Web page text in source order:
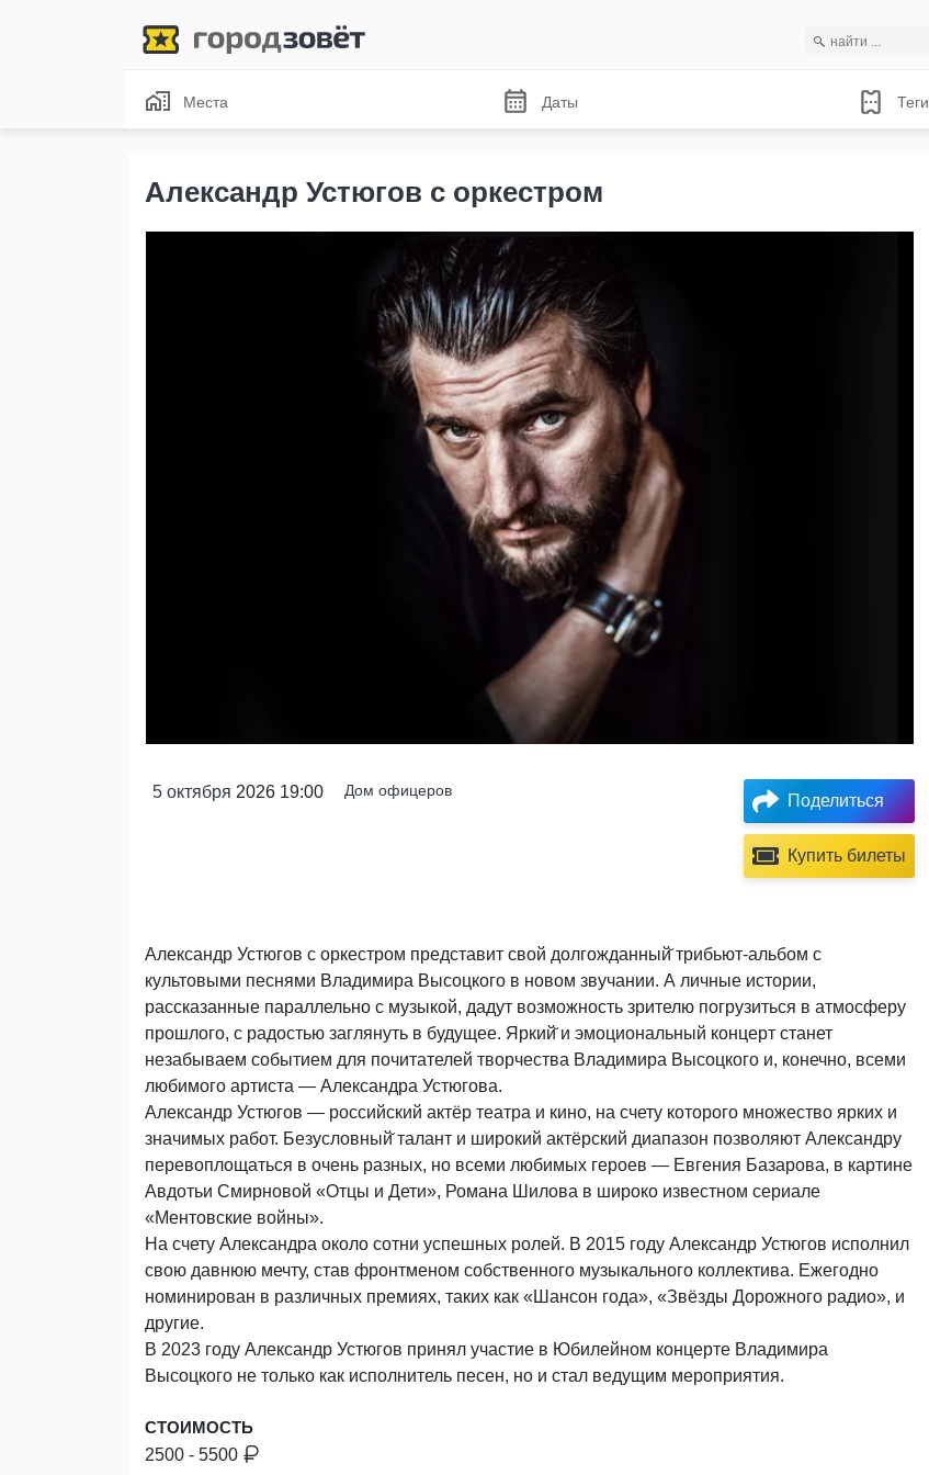
Места Даты Теги
Александр Устюгов с оркестром
5 октября 2026 19:00 Дом офицеров
Поделиться
Купить билеты
Александр Устюгов с оркестром представит свой долгожданный̆ трибьют-альбом с
культовыми песнями Владимира Высоцкого в новом звучании. А личные истории,
рассказанные параллельно с музыкой, дадут возможность зрителю погрузиться в атмосферу
прошлого, с радостью заглянуть в будущее. Яркий̆ и эмоциональный концерт станет
незабываем событием для почитателей творчества Владимира Высоцкого и, конечно, всеми
любимого артиста — Александра Устюгова.
Александр Устюгов — российский актёр театра и кино, на счету которого множество ярких и
значимых работ. Безусловный̆ талант и широкий актёрский диапазон позволяют Александру
перевоплощаться в очень разных, но всеми любимых героев — Евгения Базарова, в картине
Авдотьи Смирновой «Отцы и Дети», Романа Шилова в широко известном сериале
«Ментовские войны».
На счету Александра около сотни успешных ролей. В 2015 году Александр Устюгов исполнил
свою давнюю мечту, став фронтменом собственного музыкального коллектива. Ежегодно
номинирован в различных премиях, таких как «Шансон года», «Звёзды Дорожного радио», и
другие.
В 2023 году Александр Устюгов принял участие в Юбилейном концерте Владимира
Высоцкого не только как исполнитель песен, но и стал ведущим мероприятия.
СТОИМОСТЬ
2500 - 5500